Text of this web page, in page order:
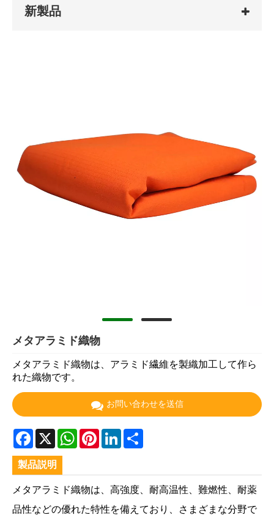
新製品
メタアラミド織物
メタアラミド織物は、アラミド繊維を製織加工して作ら
れた織物です。
お問い合わせを送信
Facebook
X WhatsApp
PinterestLinkedIn
製品説明
メタアラミド織物は、高強度、耐高温性、難燃性、耐薬
品性などの優れた特性を備えており、さまざまな分野で